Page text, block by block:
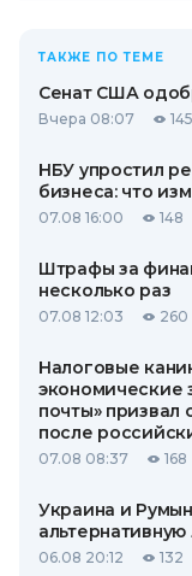
ТАКЖЕ ПО ТЕМЕ
Сенат США
Вчера 08:07 145
НБУ упростил
бизнеса: что
07.08 16:00 148
Штрафы за
несколько раз
07.08 12:03 260
Налоговые
экономические
почты» призвал
после
07.08 08:37 168
Украина и
альтернативную
06.08 20:12 132